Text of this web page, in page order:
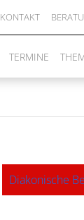
KONTAKT
TERMINE
Diakonische